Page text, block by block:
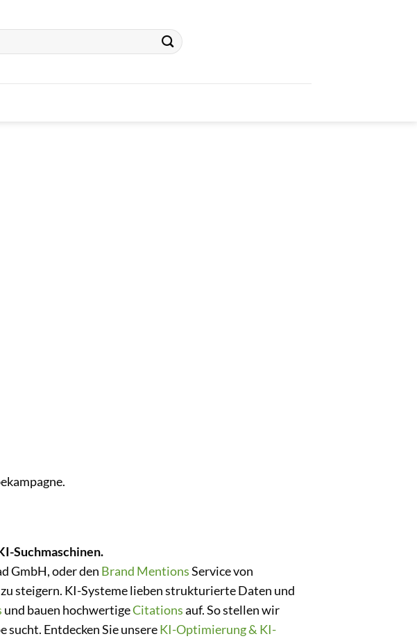
Suchmaschinen.
GmbH, oder den Brand MentionsService von
steigern. KI-Systeme lieben strukturierte Daten und
und bauen hochwertigeCitationsauf. So stellen wir
sucht. Entdecken Sie unsereKI-Optimierung & KI-